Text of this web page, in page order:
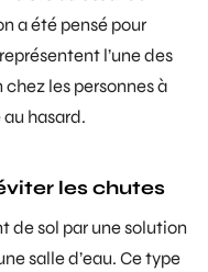
a été pensé pour
l’une des
les personnes à
hasard.
les chutes
de sol par une solution
salle d’eau. Ce type